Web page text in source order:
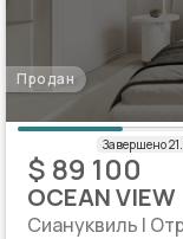
Продан
$ 89 100
OCEAN VIEW
Сиануквиль |